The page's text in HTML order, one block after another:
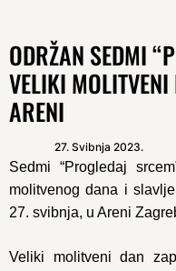
ODRŽAN SEDMI
VELIKI
ARENI
27. Svibnja 2023.
Sedmi “Progledaj
molitvenog dana i
27. svibnja, u Areni
Veliki molitveni dan